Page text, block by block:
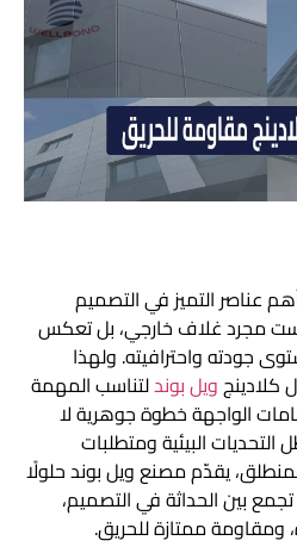
عناصر التميز في التصميم
مجرد غلاف خارجي، بل تعكس
جودته واحترافيته. ولهذا
كلادينجويل بوندلتناسب المهمة
الواجهة خطوة جوهرية لا
البيئية ومتطلبات
يقدّم مصنع ويل بوند حلولًا
بين الحداثة في التصميم،
ومقاومة ممتازة للحريق.